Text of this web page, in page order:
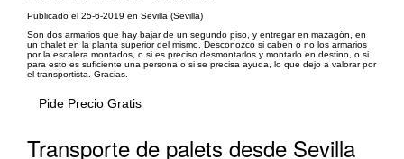
Publicado el 25-6-2019 en Sevilla (Sevilla)
Son dos armarios que hay bajar de un segundo piso, y entregar en mazagón, en
un chalet en la planta superior del mismo. Desconozco si caben o no los armarios
por la escalera montados, o si es preciso desmontarlos y montarlo en destino, o si
para esto es suficiente una persona o si se precisa ayuda, lo que dejo a valorar por
el transportista. Gracias.
Pide Precio Gratis
Transporte de palets desde Sevilla